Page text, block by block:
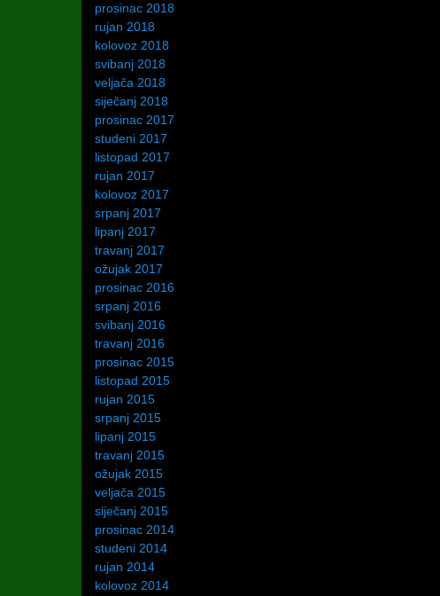
prosinac 2018
rujan 2018
kolovoz 2018
svibanj 2018
veljača 2018
siječanj 2018
prosinac 2017
studeni 2017
listopad 2017
rujan 2017
kolovoz 2017
srpanj 2017
lipanj 2017
travanj 2017
ožujak 2017
prosinac 2016
srpanj 2016
svibanj 2016
travanj 2016
prosinac 2015
listopad 2015
rujan 2015
srpanj 2015
lipanj 2015
travanj 2015
ožujak 2015
veljača 2015
siječanj 2015
prosinac 2014
studeni 2014
rujan 2014
kolovoz 2014